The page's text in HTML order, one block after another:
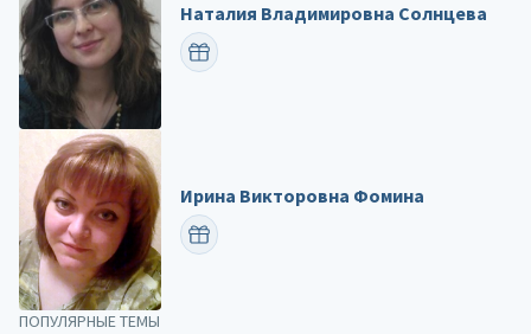
ПОПУЛЯРНЫЕ ТЕМЫ
Наталия Владимировна Солнцева
ПОЗДРАВИТЬ
Ирина Викторовна Фомина
ПОЗДРАВИТЬ